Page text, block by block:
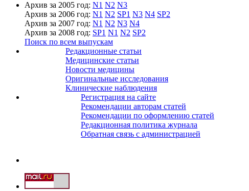
Архив за 2005 год: N1 N2 N3
Архив за 2006 год: N1 N2 SP1 N3 N4 SP2
Архив за 2007 год: N1 N2 N3 N4
Архив за 2008 год: SP1 N1 N2 SP2
Поиск по всем выпускам
Редакционные статьи
Медицинские статьи
Новости медицины
Оригинальные исследования
Клинические наблюдения
Регистрация на сайте
Рекомендации авторам статей
Рекомендации по оформлению статей
Редакционная политика журнала
Обратная связь с администрацией